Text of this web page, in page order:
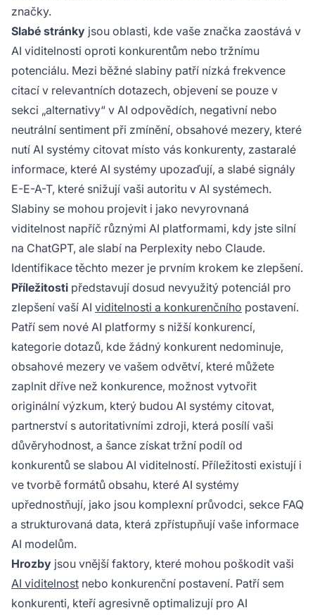
značky.
Slabé stránky jsou oblasti, kde vaše značka zaostává v
AI viditelnosti oproti konkurentům nebo tržnímu
potenciálu. Mezi běžné slabiny patří nízká frekvence
citací v relevantních dotazech, objevení se pouze v
sekci „alternativy“ v AI odpovědích, negativní nebo
neutrální sentiment při zmínění, obsahové mezery, které
nutí AI systémy citovat místo vás konkurenty, zastaralé
informace, které AI systémy upozaďují, a slabé signály
E-E-A-T, které snižují vaši autoritu v AI systémech.
Slabiny se mohou projevit i jako nevyrovnaná
viditelnost napříč různými AI platformami, kdy jste silní
na ChatGPT, ale slabí na Perplexity nebo Claude.
Identifikace těchto mezer je prvním krokem ke zlepšení.
Příležitosti představují dosud nevyužitý potenciál pro
zlepšení vaší AI viditelnosti a konkurenčního postavení.
Patří sem nové AI platformy s nižší konkurencí,
kategorie dotazů, kde žádný konkurent nedominuje,
obsahové mezery ve vašem odvětví, které můžete
zaplnit dříve než konkurence, možnost vytvořit
originální výzkum, který budou AI systémy citovat,
partnerství s autoritativními zdroji, která posílí vaši
důvěryhodnost, a šance získat tržní podíl od
konkurentů se slabou AI viditelností. Příležitosti existují i
ve tvorbě formátů obsahu, které AI systémy
upřednostňují, jako jsou komplexní průvodci, sekce FAQ
a strukturovaná data, která zpřístupňují vaše informace
AI modelům.
Hrozby jsou vnější faktory, které mohou poškodit vaši
AI viditelnost nebo konkurenční postavení. Patří sem
konkurenti, kteří agresivně optimalizují pro AI